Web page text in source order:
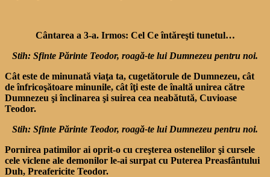
Cântarea a 3-a. Irmos: Cel Ce întăreşti tunetul…
Stih: Sfinte Părinte Teodor, roagă-te lui Dumnezeu pentru noi.
Cât este de minunată viaţa ta, cugetătorule de Dumnezeu, cât
de înfricoşătoare minunile, cât îţi este de înaltă unirea către
Dumnezeu şi înclinarea şi suirea cea neabătută, Cuvioase
Teodor.
Stih: Sfinte Părinte Teodor, roagă-te lui Dumnezeu pentru noi.
Pornirea patimilor ai oprit-o cu creşterea ostenelilor şi cursele
cele viclene ale demonilor le-ai surpat cu Puterea Preasfântului
Duh, Preafericite Teodor.